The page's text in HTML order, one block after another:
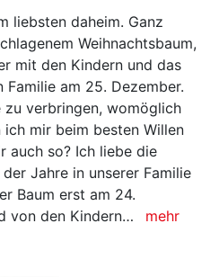
liebsten daheim. Ganz
Weihnachtsbaum,
mit den Kindern und das
Familie am 25. Dezember.
zu verbringen, womöglich
mir beim besten Willen
auch so? Ich liebe die
Jahre in unserer Familie
Baum erst am 24.
von den Kindern…
mehr